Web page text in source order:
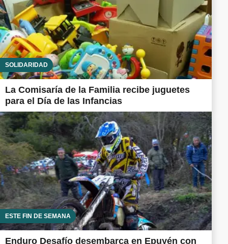
SOLIDARIDAD
La Comisaría de la Familia recibe juguetes
para el Día de las Infancias
ESTE FIN DE SEMANA
Enduro Desafío desembarca en Epuyén con